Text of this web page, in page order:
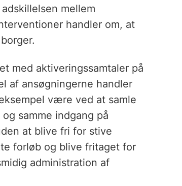
mellem
handler om, at
med aktiveringssamtaler på
af ansøgningerne handler
være ved at samle
samme indgang på
at blive fri for stive
forløb og blive fritaget for
administration af